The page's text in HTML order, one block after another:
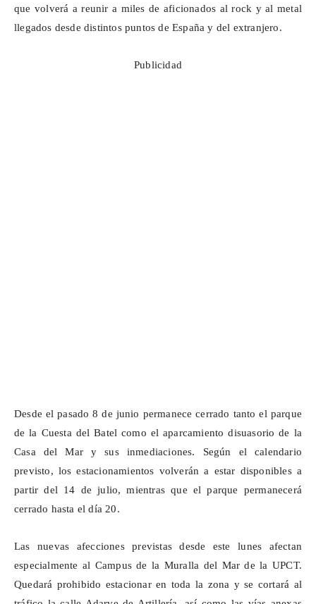
que volverá a reunir a miles de aficionados al rock y al metal
llegados desde distintos puntos de España y del extranjero.
Publicidad
Desde el pasado 8 de junio permanece cerrado tanto el parque
de la Cuesta del Batel como el aparcamiento disuasorio de la
Casa del Mar y sus inmediaciones. Según el calendario
previsto, los estacionamientos volverán a estar disponibles a
partir del 14 de julio, mientras que el parque permanecerá
cerrado hasta el día 20.
Las nuevas afecciones previstas desde este lunes afectan
especialmente al Campus de la Muralla del Mar de la UPCT.
Quedará prohibido estacionar en toda la zona y se cortará al